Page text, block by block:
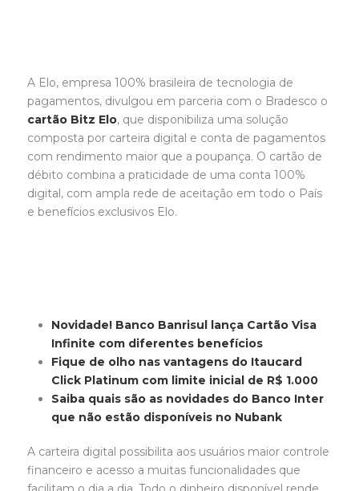
A Elo, empresa 100% brasileira de tecnologia de
pagamentos, divulgou em parceria com o Bradesco o
cartão Bitz Elo, que disponibiliza uma solução
composta por carteira digital e conta de pagamentos
com rendimento maior que a poupança. O cartão de
débito combina a praticidade de uma conta 100%
digital, com ampla rede de aceitação em todo o País
e benefícios exclusivos Elo.
Novidade! Banco Banrisul lança Cartão Visa
Infinite com diferentes benefícios
Fique de olho nas vantagens do Itaucard
Click Platinum com limite inicial de R$ 1.000
Saiba quais são as novidades do Banco Inter
que não estão disponíveis no Nubank
A carteira digital possibilita aos usuários maior controle
financeiro e acesso a muitas funcionalidades que